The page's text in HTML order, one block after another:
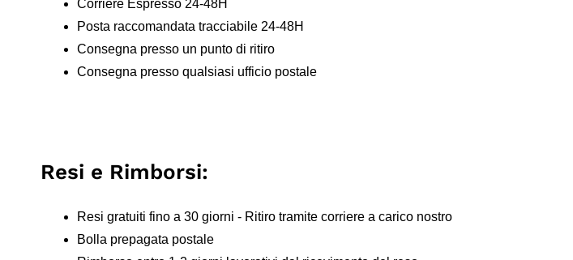
Corriere Espresso 24-48H
Posta raccomandata tracciabile 24-48H
Consegna presso un punto di ritiro
Consegna presso qualsiasi ufficio postale
Resi e Rimborsi:
Resi gratuiti fino a 30 giorni - Ritiro tramite corriere a carico nostro
Bolla prepagata postale